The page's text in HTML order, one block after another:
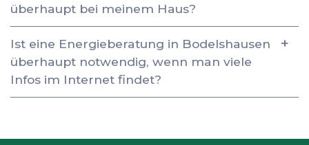
überhaupt bei meinem Haus?
Ist eine Energieberatung in Bodelshausen
überhaupt notwendig, wenn man viele
Infos im Internet findet?